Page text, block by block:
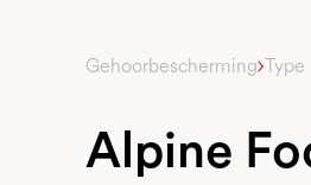
Gehoorbescherming Type
Alpine